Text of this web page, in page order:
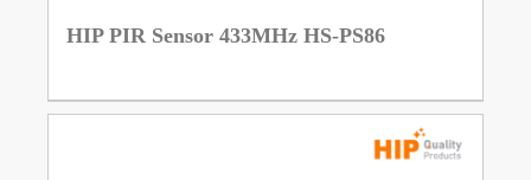
HIP PIR Sensor 433MHz HS-PS86